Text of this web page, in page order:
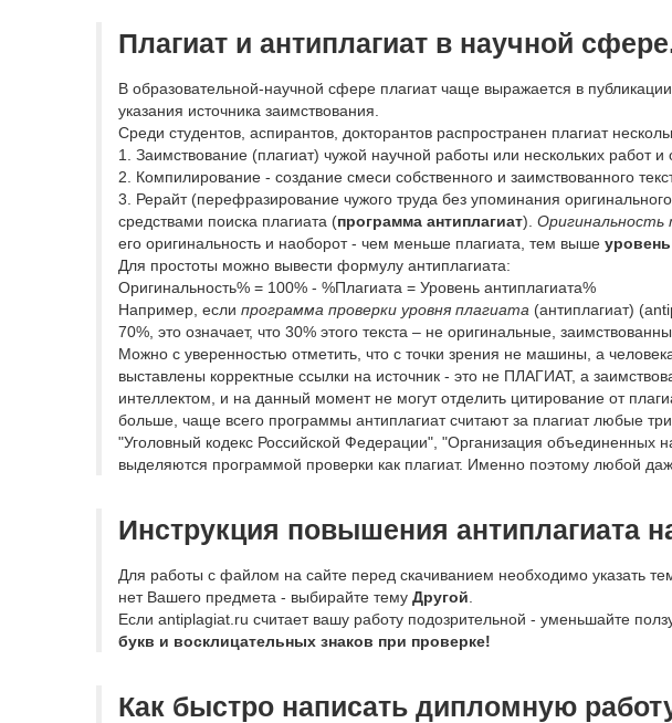
Плагиат и антиплагиат в научной
В образовательной-научной сфере плагиат чаще выражается в
указания источника заимствования.
Среди студентов, аспирантов, докторантов распространен плагиат
1. Заимствование (плагиат) чужой научной работы или нескольких работ
2. Компилирование - создание смеси собственного и заимствованного
3. Рерайт (перефразирование чужого труда без упоминания
средствами поиска плагиата (программа антиплагиат). Оригинальность
его оригинальность и наоборот - чем меньше плагиата, тем выше уровень
Для простоты можно вывести формулу антиплагиата:
Оригинальность% = 100% - %Плагиата = Уровень антиплагиата%
Например, если программа проверки уровня плагиата (антиплагиат)
70%, это означает, что 30% этого текста – не оригинальные,
Можно с уверенностью отметить, что с точки зрения не машины, а
выставлены корректные ссылки на источник - это не ПЛАГИАТ, а
интеллектом, и на данный момент не могут отделить цитирование от
больше, чаще всего программы антиплагиат считают за плагиат любые
"Уголовный кодекс Российской Федерации", "Организация объединенных
выделяются программой проверки как плагиат. Именно поэтому любой
Инструкция повышения антиплагиата
Для работы с файлом на сайте перед скачиванием необходимо указать
нет Вашего предмета - выбирайте тему Другой
Если antiplagiat.ru считает вашу работу подозрительной - уменьшайте
букв и восклицательных знаков при проверке!
Как быстро написать дипломную